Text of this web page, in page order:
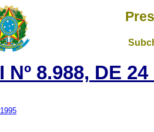
Nº 8.988, DE